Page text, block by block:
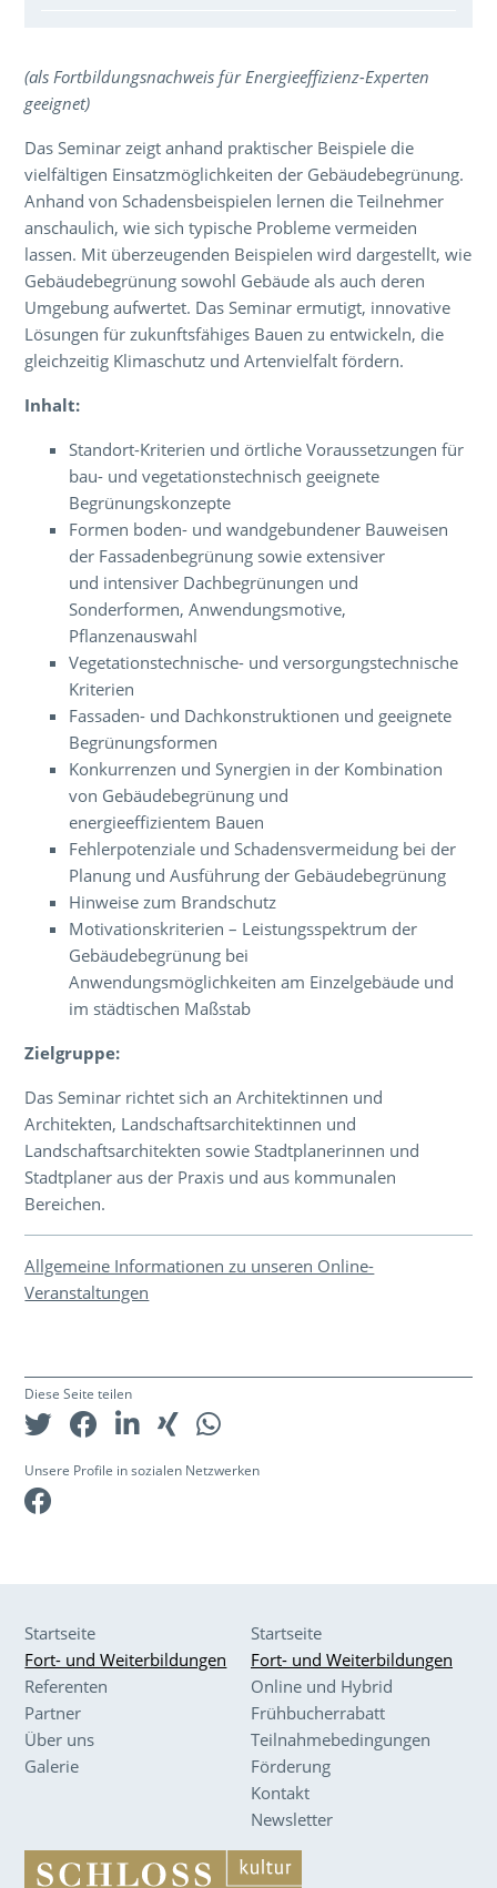
(als Fortbildungsnachweis für Energieeffizienz-Experten
geeignet)
Das Seminar zeigt anhand praktischer Beispiele die
vielfältigen Einsatzmöglichkeiten der Gebäudebegrünung.
Anhand von Schadensbeispielen lernen die Teilnehmer
anschaulich, wie sich typische Probleme vermeiden
lassen. Mit überzeugenden Beispielen wird dargestellt, wie
Gebäudebegrünung sowohl Gebäude als auch deren
Umgebung aufwertet. Das Seminar ermutigt, innovative
Lösungen für zukunftsfähiges Bauen zu entwickeln, die
gleichzeitig Klimaschutz und Artenvielfalt fördern.
Inhalt:
Standort-Kriterien und örtliche Voraussetzungen für
bau- und vegetationstechnisch geeignete
Begrünungskonzepte
Formen boden- und wandgebundener Bauweisen
der Fassadenbegrünung sowie extensiver
und intensiver Dachbegrünungen und
Sonderformen, Anwendungsmotive,
Pflanzenauswahl
Vegetationstechnische- und versorgungstechnische
Kriterien
Fassaden- und Dachkonstruktionen und geeignete
Begrünungsformen
Konkurrenzen und Synergien in der Kombination
von Gebäudebegrünung und
energieeffizientem Bauen
Fehlerpotenziale und Schadensvermeidung bei der
Planung und Ausführung der Gebäudebegrünung
Hinweise zum Brandschutz
Motivationskriterien – Leistungsspektrum der
Gebäudebegrünung bei
Anwendungsmöglichkeiten am Einzelgebäude und
im städtischen Maßstab
Zielgruppe:
Das Seminar richtet sich an Architektinnen und
Architekten, Landschaftsarchitektinnen und
Landschaftsarchitekten sowie Stadtplanerinnen und
Stadtplaner aus der Praxis und aus kommunalen
Bereichen.
Allgemeine Informationen zu unseren Online-
Veranstaltungen
Diese Seite teilen
Unsere Profile in sozialen Netzwerken
Startseite
Fort- und Weiterbildungen
Referenten
Partner
Über uns
Galerie
Startseite
Fort- und Weiterbildungen
Online und Hybrid
Frühbucherrabatt
Teilnahmebedingungen
Förderung
Kontakt
Newsletter